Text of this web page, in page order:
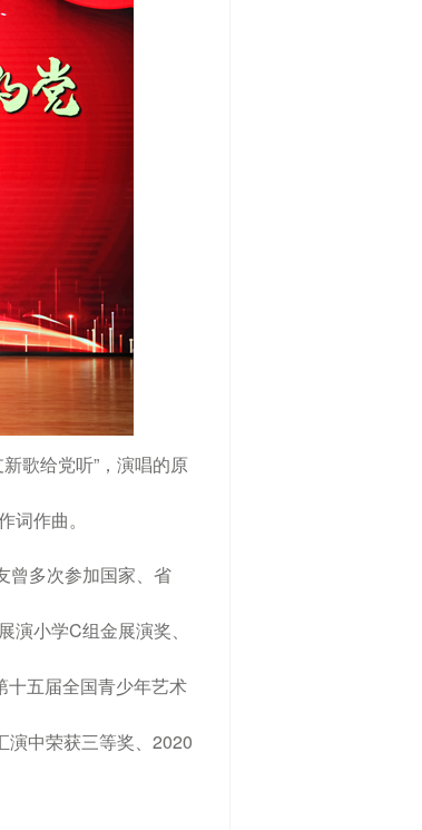
歌给党听”，演唱的原
词作曲。
曾多次参加国家、省
演小学C组金展演奖、
十五届全国青少年艺术
演中荣获三等奖、2020